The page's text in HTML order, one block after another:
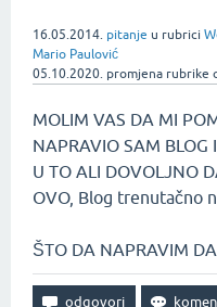
16.05.2014. pitanje u rubrici
Mario Paulović
05.10.2020. promjena rubrike
MOLIM VAS DA MI
NAPRAVIO SAM BLOG
U TO ALI DOVOLJNO
OVO, Blog trenutačno
ŠTO DA NAPRAVIM DA